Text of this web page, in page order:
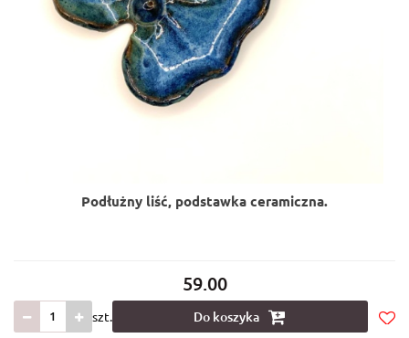
Podłużny liść, podstawka ceramiczna.
59.00
szt.
Do koszyka